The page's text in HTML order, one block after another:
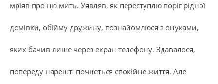
мріяв про цю мить. Уявляв, як переступлю поріг рідної
домівки, обійму дружину, познайомлюся з онуками,
яких бачив лише через екран телефону. Здавалося,
попереду нарешті почнеться спокійне життя. Але